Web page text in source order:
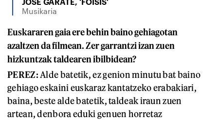
Musikaria
Euskararen gaia ere behin baino gehiagotan
azaltzen da filmean. Zer garrantzi izan zuen
hizkuntzak taldearen ibilbidean?
PEREZ: Alde batetik, ez genion minutu bat baino
gehiago eskaini euskaraz kantatzeko erabakiari,
baina, beste alde batetik, taldeak iraun zuen
artean, denbora eduki genuen horretaz